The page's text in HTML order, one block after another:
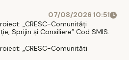
07/08/2026 10:51
„CRESC-Comunități
Sprijin și Consiliere” Cod SMIS:
„CRESC-Comunităti